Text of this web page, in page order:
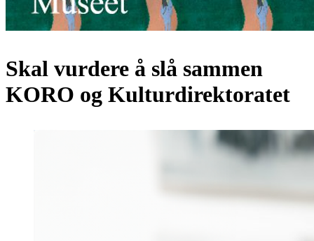
Skal vurdere å slå sammen
KORO og Kulturdirektoratet